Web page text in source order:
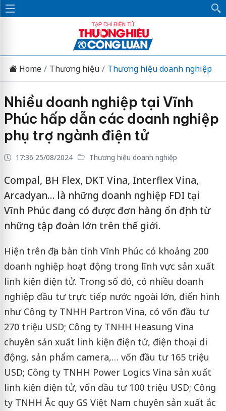
Home Thương hiệu Thương hiệu doanh nghiệp
Nhiều doanh nghiệp tại Vĩnh
Phúc hấp dẫn các doanh nghiệp
phụ trợ ngành điện tử
17:36 25/08/2024 Thương hiệu doanh nghiệp
Compal, BH Flex, DKT Vina, Interflex Vina,
Arcadyan… là những doanh nghiệp FDI tại
Vĩnh Phúc đang có được đơn hàng ổn định từ
những tập đoàn lớn trên thế giới.
Hiện trên địa bàn tỉnh Vĩnh Phúc có khoảng 200
doanh nghiệp hoạt động trong lĩnh vực sản xuất
linh kiện điện tử. Trong số đó, có nhiều doanh
nghiệp đầu tư trực tiếp nước ngoài lớn, điển hình
như Công ty TNHH Partron Vina, có vốn đầu tư
270 triệu USD; Công ty TNHH Heasung Vina
chuyên sản xuất linh kiện điện tử, điện thoại di
động, sản phẩm camera,… vốn đầu tư 165 triệu
USD; Công ty TNHH Power Logics Vina sản xuất
linh kiện điện tử, vốn đầu tư 100 triệu USD; Công
ty TNHH Ắc quy GS Việt Nam chuyên sản xuất ắc